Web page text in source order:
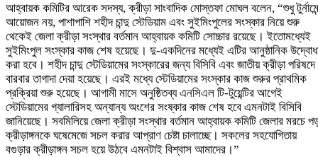
আহ্বায়ক কমিটির আরেক সদস্য, ক্রীড়া সাংবাদিক মোস্তফা মোঘল বলেন, “শুধু
আয়োজন নয়, পাশাপাশি শহীদ চান্দু স্টেডিয়াম এবং সুইমিংপুলের সংস্কার নিয়ে শুরু
থেকেই জেলা ক্রীড়া সংস্থার বর্তমান আহ্বায়ক কমিটি সোচ্চার রয়েছে। ইতোমধ্যেই
সুইমিংপুল সংস্কার কাজ শেষ হয়েছে। দু-একদিনের মধ্যেই এটির আনুষ্ঠানিক
করা হবে। শহীদ চান্দু স্টেডিয়ামের সংস্কারের জন্য বিসিবি এবং জাতীয় ক্রীড়া পরিষদে
বারবার তাগাদা দেয়া হয়েছে। এরই মধ্যে স্টেডিয়ামের সংস্কার কাজ শুরুর প্রাথমিক
প্রক্রিয়া শুরু হয়েছে। আগামী মাসে অনুষ্ঠিতব্য এনসিএল টি-টুয়েন্টির আগেই
স্টেডিয়ামের গ্যালারিসহ অন্যান্য অংশের সংষ্কার কাজ শেষ হবে এমনটাই বিসিবি
জানিয়েছে। সবমিলিয়ে জেলা ক্রীড়া সংস্থার বর্তমান আহ্বায়ক কমিটি জেলার মরচে
ক্রীড়াঙ্গনকে ঘষেমেজে সচল করার আপ্রাণ চেষ্টা চালাচ্ছে। সকলের সহযোগিতায়
বগুড়ার ক্রীড়াঙ্গন সচল হয়ে উঠবে এমনটাই বিশ্বাস আমাদের।”